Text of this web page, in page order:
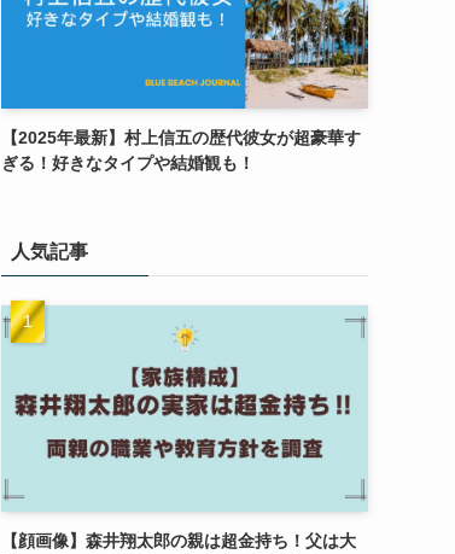
【2025年最新】村上信五の歴代彼女が超豪華す
ぎる！好きなタイプや結婚観も！
人気記事
【顔画像】森井翔太郎の親は超金持ち！父は大